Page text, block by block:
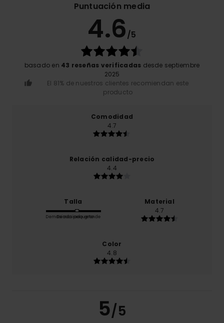
Puntuación media
4.6/5
basado en 43 reseñas verificadas desde septiembre
2025
El 81% de nuestros clientes recomiendan este
producto
Comodidad
4.7
Relación calidad-precio
4.4
Talla
Demasiado pequeño
Demasiado grande
Material
4.7
Color
4.8
5/5